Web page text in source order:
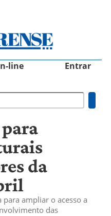
line Entrar
da
para ampliar o acesso a
das